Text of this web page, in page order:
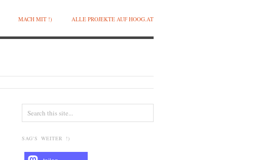
MACH MIT !) ALLE PROJEKTE AUF HOOG.AT
SAG'S WEITER !)